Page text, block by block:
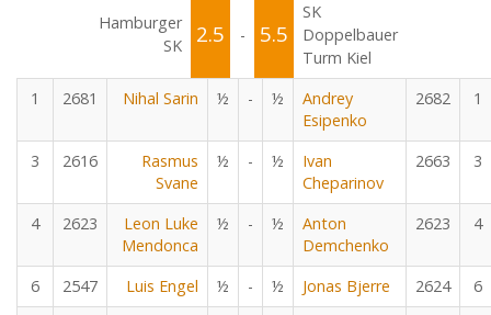
Hamburger
SK
2.5 - 5.5
SK
Doppelbauer
Turm Kiel
1
2681 Nihal Sarin ½ - ½
Andrey
Esipenko
2682 1
3 2616
Rasmus
Svane
½ - ½
Ivan
Cheparinov
2663 3
4 2623
Leon Luke
Mendonca
½ - ½
Anton
Demchenko
2623 4
6 2547 Luis Engel ½ - ½ Jonas Bjerre 2624
6